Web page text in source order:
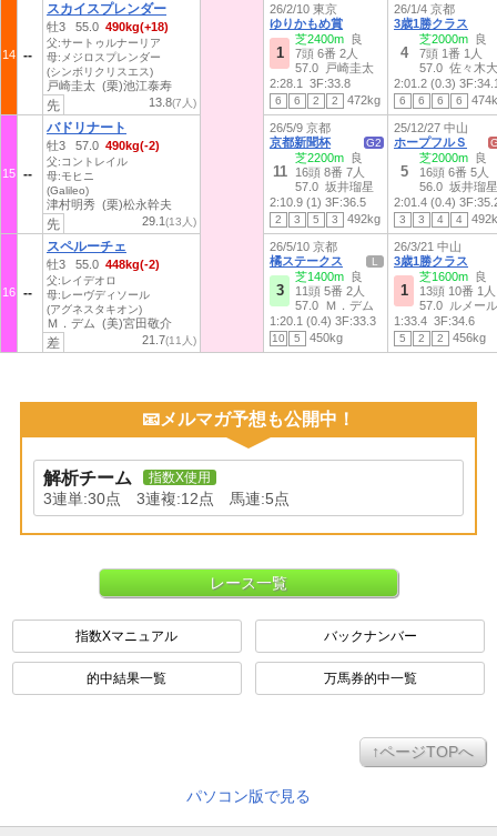
14
スカイスプレンダー
牡3 55.0 490kg(+18)
父:サートゥルナーリア
母:メジロスプレンダー
(シンボリクリスエス)
戸崎圭太 (栗)池江泰寿
13.8(7人)
先
15
バドリナート
牡3 57.0 490kg(-2)
父:コントレイル
母:モヒニ
(Galileo)
津村明秀 (栗)松永幹夫
29.1(13人)
先
16
スペルーチェ
牡3 55.0 448kg(-2)
父:レイデオロ
母:レーヴディソール
(アグネスタキオン)
Ｍ．デム (美)宮田敬介
21.7(11人)
差
26/2/10 東京
ゆりかもめ賞
1
芝2400m 良
7頭 6番 2人
57.0 戸崎圭太
2:28.1
3F:33.8
6 6 2 2 472kg
26/1/4 京都
3歳1勝クラス
4
芝2000m 良
7頭 1番 1人
57.0 佐々木大
2:01.2 (0.3)
6 6 6 6
26/5/9 京都
京都新聞杯
G2
11
芝2200m 良
16頭 8番 7人
57.0 坂井瑠星
2:10.9 (1) 3F:36.5
2 3 5 3 492kg
25/12/27 中山
ホープフルＳ
5
芝2000m 良
16頭 6番 5人
56.0 坂井瑠星
2:01.4 (0.4)
3 3 4 4
26/5/10 京都
橘ステークス
L
3
芝1400m 良
11頭 5番 2人
57.0 Ｍ．デム
1:20.1 (0.4) 3F:33.3
10 5 450kg
26/3/21 中山
3歳1勝クラス
1
芝1600m 良
13頭 10番 1人
57.0 ルメール
1:33.4 3F:34.6
5 2 2 456kg
📧メルマガ予想も公開中！
解析チーム 指数X使用
3連単:30点 3連複:12点 馬連:5点
レース一覧
指数Xマニュアル バックナンバー
的中結果一覧 万馬券的中一覧
↑ページTOPへ
パソコン版で見る